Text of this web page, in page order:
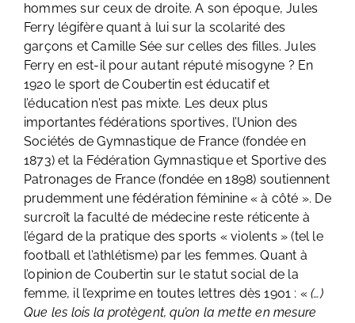
hommes sur ceux de droite. A son époque, Jules
Ferry légifère quant à lui sur la scolarité des
garçons et Camille Sée sur celles des filles. Jules
Ferry en est-il pour autant réputé misogyne ? En
1920 le sport de Coubertin est éducatif et
l’éducation n’est pas mixte. Les deux plus
importantes fédérations sportives, l’Union des
Sociétés de Gymnastique de France (fondée en
1873) et la Fédération Gymnastique et Sportive des
Patronages de France (fondée en 1898) soutiennent
prudemment une fédération féminine « à côté ». De
surcroît la faculté de médecine reste réticente à
l’égard de la pratique des sports « violents » (tel le
football et l’athlétisme) par les femmes. Quant à
l’opinion de Coubertin sur le statut social de la
femme, il l’exprime en toutes lettres dès 1901 : «(…)
Que les lois la protègent, qu’on la mette en mesure